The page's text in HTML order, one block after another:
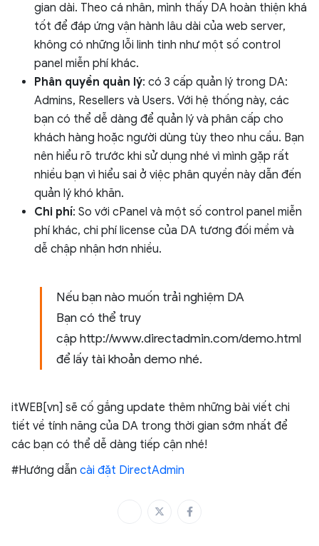
gian dài. Theo cá nhân, mình thấy DA hoàn thiện khá
tốt để đáp ứng vận hành lâu dài của web server,
không có những lỗi linh tinh như một số control
panel miễn phí khác.
Phân quyền quản lý: có 3 cấp quản lý trong DA:
Admins, Resellers và Users. Với hệ thống này, các
bạn có thể dễ dàng để quản lý và phân cấp cho
khách hàng hoặc người dùng tùy theo nhu cầu. Bạn
nên hiểu rõ trước khi sử dụng nhé vì mình gặp rất
nhiều bạn vì hiểu sai ở việc phân quyền này dẫn đến
quản lý khó khăn.
Chi phí: So với cPanel và một số control panel miễn
phí khác, chi phí license của DA tương đối mềm và
dễ chập nhận hơn nhiều.
Nếu bạn nào muốn trải nghiệm DA
Bạn có thể truy
cập http://www.directadmin.com/demo.html
để lấy tài khoản demo nhé.
itWEB[vn] sẽ cố gắng update thêm những bài viết chi
tiết về tính năng của DA trong thời gian sớm nhất để
các bạn có thể dễ dàng tiếp cận nhé!
#Hướng dẫn cài đặt DirectAdmin